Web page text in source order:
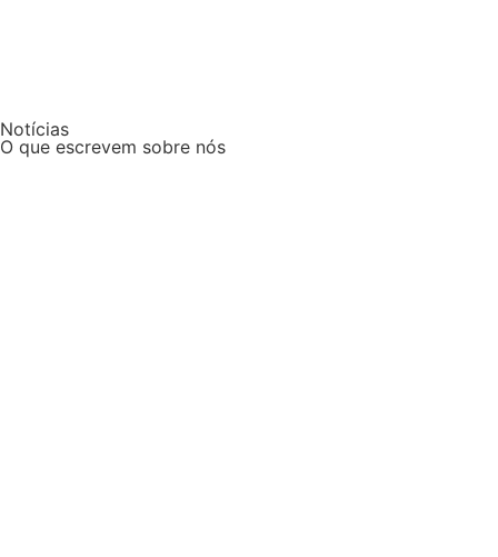
Notícias
O que escrevem sobre nós